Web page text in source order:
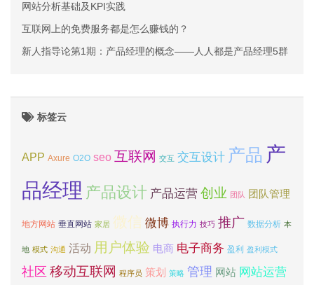
网站分析基础及KPI实践
互联网上的免费服务都是怎么赚钱的？
新人指导论第1期：产品经理的概念——人人都是产品经理5群
标签云
APP Axure O2O seo 互联网 交互 交互设计 产品 产
品经理 产品设计 产品运营 创业 团队 团队管理
地方网站 垂直网站 家居 微信 微博 执行力 技巧 推广 数据分析 本
地 模式 沟通 活动 用户体验 电商 电子商务 盈利 盈利模式
社区 移动互联网 程序员 策划 策略 管理 网站 网站运营